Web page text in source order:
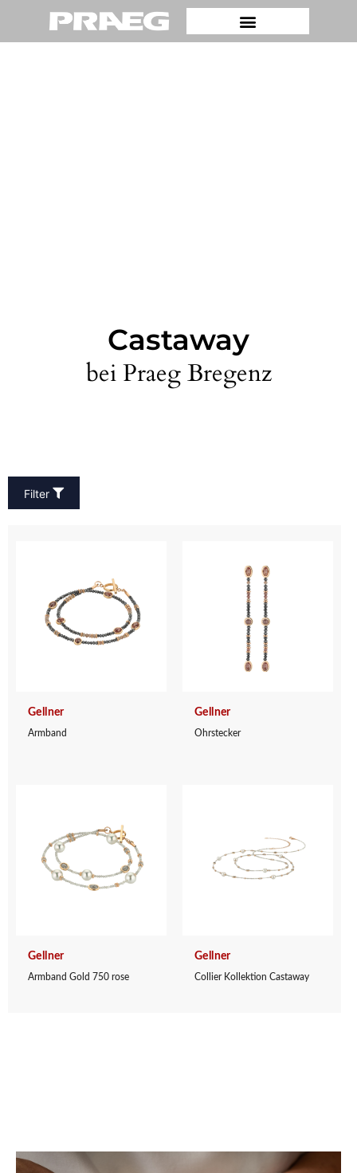
Castaway
bei Praeg Bregenz
Filter
Gellner
Armband
Gellner
Ohrstecker
Gellner
Armband Gold 750 rose
Gellner
Collier Kollektion Castaway